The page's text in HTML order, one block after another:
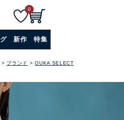
詳細検索
0
新作 特集
ブランド OUKA SELECT